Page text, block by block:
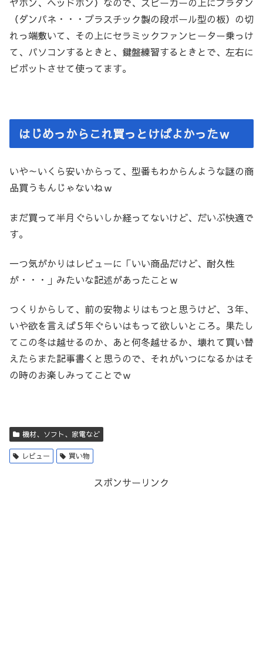
（ダンパネ・・・プラスチック製の段ボール型の板）の切
れっ端敷いて、その上にセラミックファンヒーター乗っけ
て、パソコンするときと、鍵盤練習するときとで、左右に
ピボットさせて使ってます。
はじめっからこれ買っとけばよかったｗ
いや～いくら安いからって、型番もわからんような謎の商
品買うもんじゃないねｗ
まだ買って半月ぐらいしか経ってないけど、だいぶ快適で
す。
一つ気がかりはレビューに「いい商品だけど、耐久性
が・・・」みたいな記述があったことｗ
つくりからして、前の安物よりはもつと思うけど、３年、
いや欲を言えば５年ぐらいはもって欲しいところ。果たし
てこの冬は越せるのか、あと何冬越せるか、壊れて買い替
えたらまた記事書くと思うので、それがいつになるかはそ
の時のお楽しみってことでｗ
機材、ソフト、家電など
レビュー 買い物
スポンサーリンク